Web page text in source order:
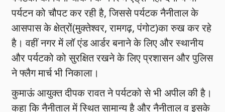
पर्यटन को चौपट कर रही है, जिससे पर्यटक नैनीताल के
आसपास के क्षेत्रों(मुक्तेश्वर, रामगढ़, पंगोट)का रुख कर रहे
है। वहीं नगर में लॉ एंड आर्डर बनाने के लिए और स्थानीय
और पर्यटको को सुरक्षित रखने के लिए प्रशासन और पुलिस
ने फ्लैग मार्च भी निकाला।
कुमाऊं आयुक्त दीपक रावत ने पर्यटको से भी अपील की है।
कहा कि नैनीताल में स्थित सामान्य है और नैनीताल व इसके